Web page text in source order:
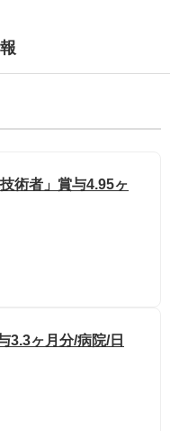
術者」賞与4.95ヶ
3.3ヶ月分/病院/日